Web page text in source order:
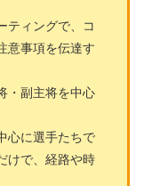
ティングで、コ
意事項を伝達す
・副主将を中心
心に選手たちで
けで、経路や時